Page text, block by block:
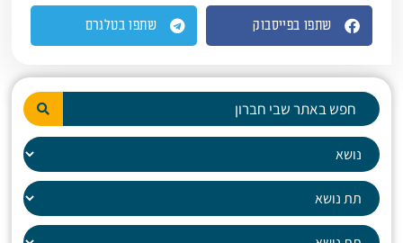
שתפו בפייסבוק שתפו בטלגרם